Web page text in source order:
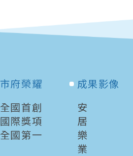
市府榮耀
全國首創
國際獎項
全國第一
成果影像
安
居
樂
業